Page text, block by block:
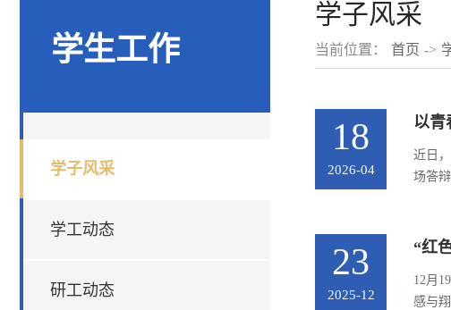
学生工作
学子风采
学工动态
研工动态
学子风采
当前位置： 首页 ->
18
2026-04
以青
近日
场答
23
2025-12
“红
12月
感与